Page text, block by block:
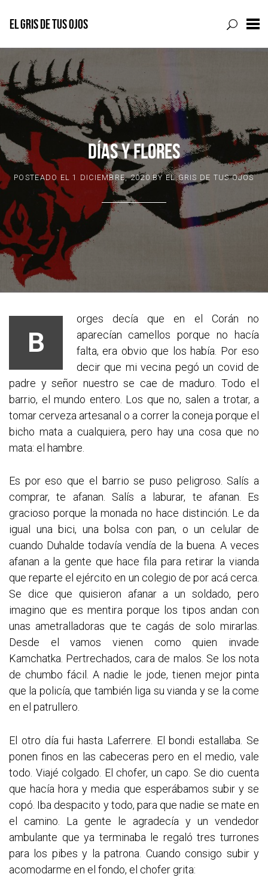
content
EL GRIS DE TUS OJOS
DÍAS Y FLORES
POSTEADO EL1 DICIEMBRE, 2020 BYEL GRIS DE TUS OJOS
B
orges decía que en el Corán no
aparecían camellos porque no hacía
falta, era obvio que los había. Por eso
decir que mi vecina pegó un covid de
padre y señor nuestro se cae de maduro. Todo el
barrio, el mundo entero. Los que no, salen a trotar, a
tomar cerveza artesanal o a correr la coneja porque el
bicho mata a cualquiera, pero hay una cosa que no
mata: el hambre.
Es por eso que el barrio se puso peligroso. Salís a
comprar, te afanan. Salís a laburar, te afanan. Es
gracioso porque la monada no hace distinción. Le da
igual una bici, una bolsa con pan, o un celular de
cuando Duhalde todavía vendía de la buena. A veces
afanan a la gente que hace fila para retirar la vianda
que reparte el ejército en un colegio de por acá cerca.
Se dice que quisieron afanar a un soldado, pero
imagino que es mentira porque los tipos andan con
unas ametralladoras que te cagás de solo mirarlas.
Desde el vamos vienen como quien invade
Kamchatka. Pertrechados, cara de malos. Se los nota
de chumbo fácil. A nadie le jode, tienen mejor pinta
que la policía, que también liga su vianda y se la come
en el patrullero.
El otro día fui hasta Laferrere. El bondi estallaba. Se
ponen finos en las cabeceras pero en el medio, vale
todo. Viajé colgado. El chofer, un capo. Se dio cuenta
que hacía hora y media que esperábamos subir y se
copó. Iba despacito y todo, para que nadie se mate en
el camino. La gente le agradecía y un vendedor
ambulante que ya terminaba le regaló tres turrones
para los pibes y la patrona. Cuando consigo subir y
acomodarme en el fondo, el chofer grita: